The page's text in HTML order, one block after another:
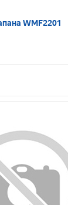
WMF2201